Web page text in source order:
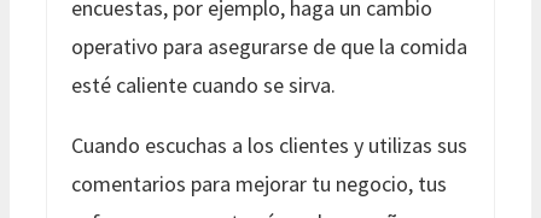
encuestas, por ejemplo, haga un cambio
operativo para asegurarse de que la comida
esté caliente cuando se sirva.
Cuando escuchas a los clientes y utilizas sus
comentarios para mejorar tu negocio, tus